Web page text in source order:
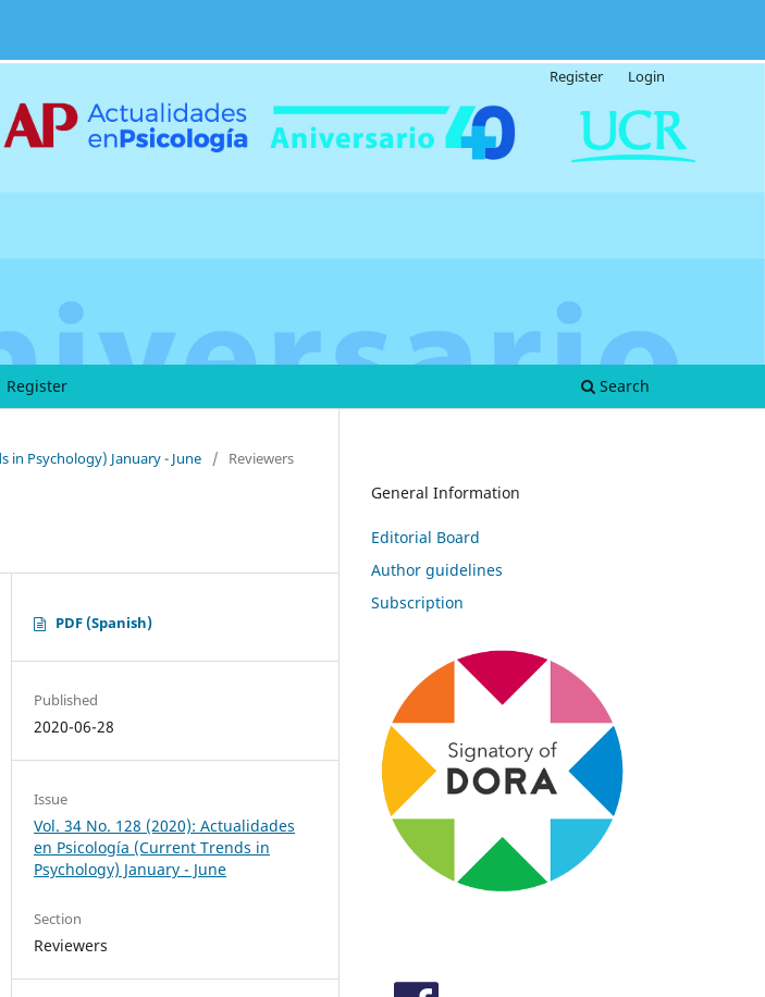
Register Search
Register Login
in Psychology) January - June / Reviewers
PDF (Spanish)
Published
2020-06-28
Issue
Vol. 34 No. 128 (2020): Actualidades
en Psicología (Current Trends in
Psychology) January - June
Section
Reviewers
General Information
Editorial Board
Author guidelines
Subscription